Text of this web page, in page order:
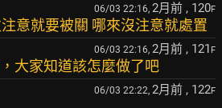
06/03 22:16, 2月前 , 120F
意就要被關 哪來沒注意就處置
06/03 22:16, 2月前 , 121 F
大家知道該怎麼做了吧
06/03 22:22, 2月前 , 122F